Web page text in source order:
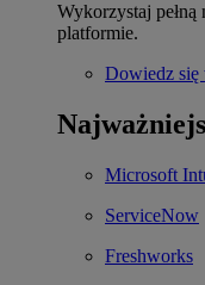
Wykorzystaj
platformie.
Dowiedz się
Microsoft
ServiceNow
Freshworks